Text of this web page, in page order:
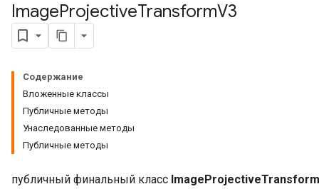
ImageProjectiveTransformV3
Содержание
Вложенные классы
Публичные методы
Унаследованные методы
Публичные методы
публичный финальный класс